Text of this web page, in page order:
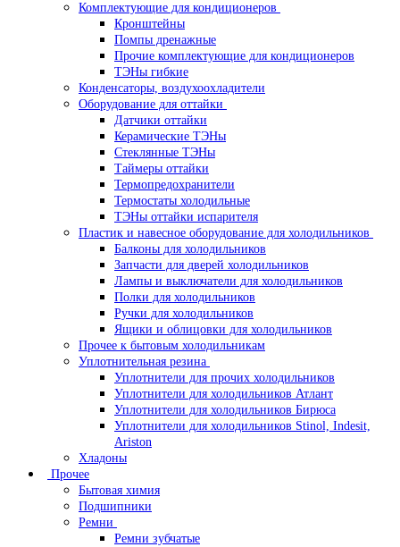
Комплектующие для кондиционеров
Кронштейны
Помпы дренажные
Прочие комплектующие для кондиционеров
ТЭНы гибкие
Конденсаторы, воздухоохладители
Оборудование для оттайки
Датчики оттайки
Керамические ТЭНы
Стеклянные ТЭНы
Таймеры оттайки
Термопредохранители
Термостаты холодильные
ТЭНы оттайки испарителя
Пластик и навесное оборудование для холодильников
Балконы для холодильников
Запчасти для дверей холодильников
Лампы и выключатели для холодильников
Полки для холодильников
Ручки для холодильников
Ящики и облицовки для холодильников
Прочее к бытовым холодильникам
Уплотнительная резина
Уплотнители для прочих холодильников
Уплотнители для холодильников Атлант
Уплотнители для холодильников Бирюса
Уплотнители для холодильников Stinol, Indesit,
Ariston
Хладоны
Прочее
Бытовая химия
Подшипники
Ремни
Ремни зубчатые